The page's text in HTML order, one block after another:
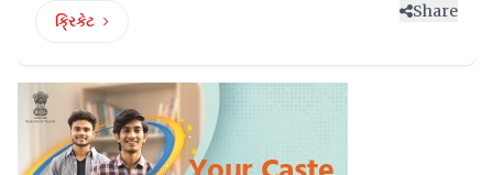
ક્રિકેટ
Share